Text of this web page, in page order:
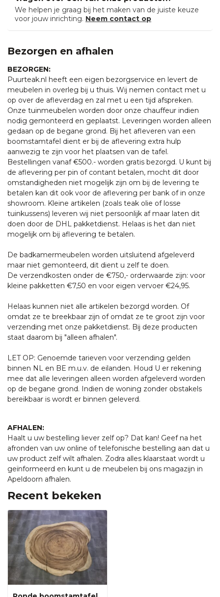
We helpen je graag bij het maken van de juiste keuze
voor jouw inrichting. Neem contact op
Bezorgen en afhalen
BEZORGEN:
Puurteak.nl heeft een eigen bezorgservice en levert de
meubelen in overleg bij u thuis. Wij nemen contact met u
op over de afleverdag en zal met u een tijd afspreken.
Onze tuinmeubelen worden door onze chauffeur indien
nodig gemonteerd en geplaatst. Leveringen worden alleen
gedaan op de begane grond. Bij het afleveren van een
boomstamtafel dient er bij de aflevering extra hulp
aanwezig te zijn voor het plaatsen van de tafel.
Bestellingen vanaf €500.- worden gratis bezorgd. U kunt bij
de aflevering per pin of contant betalen, mocht dit door
omstandigheden niet mogelijk zijn om bij de levering te
betalen kan dit ook voor de aflevering per bank of in onze
showroom. Kleine artikelen (zoals teak olie of losse
tuinkussens) leveren wij niet persoonlijk af maar laten dit
doen door de DHL pakketdienst. Helaas is het dan niet
mogelijk om bij aflevering te betalen.
De badkamermeubelen worden uitsluitend afgeleverd
maar niet gemonteerd, dit dient u zelf te doen.
De verzendkosten onder de €750,- orderwaarde zijn: voor
kleine pakketten €7,50 en voor eigen vervoer €24,95.
Helaas kunnen niet alle artikelen bezorgd worden. Of
omdat ze te breekbaar zijn of omdat ze te groot zijn voor
verzending met onze pakketdienst. Bij deze producten
staat daarom bij "alleen afhalen".
LET OP: Genoemde tarieven voor verzending gelden
binnen NL en BE m.u.v. de eilanden. Houd U er rekening
mee dat alle leveringen alleen worden afgeleverd worden
op de begane grond. Indien de woning zonder obstakels
bereikbaar is wordt er binnen geleverd.
AFHALEN:
Haalt u uw bestelling liever zelf op? Dat kan! Geef na het
afronden van uw online of telefonische bestelling aan dat u
uw product zelf wilt afhalen. Zodra alles klaarstaat wordt u
geïnformeerd en kunt u de meubelen bij ons magazijn in
Apeldoorn afhalen.
Recent bekeken